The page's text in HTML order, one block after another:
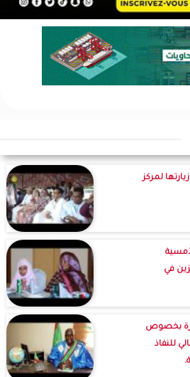
لمركز
في
بخصوص
للنفاذ